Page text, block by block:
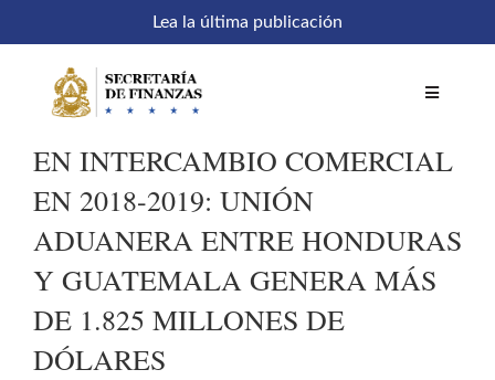
contenido
Lea la última publicación
Toggle
Inicio
Comités
Acceso a sistemas
EN INTERCAMBIO COMERCIAL
EN 2018-2019: UNIÓN
ADUANERA ENTRE HONDURAS
Y GUATEMALA GENERA MÁS
DE 1.825 MILLONES DE
DÓLARES